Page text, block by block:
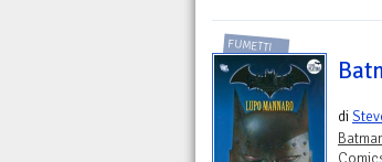
FUMETTI
di